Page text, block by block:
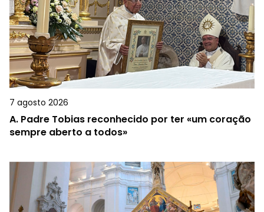
7 agosto 2026
A. Padre Tobias reconhecido por ter «um coração
sempre aberto a todos»